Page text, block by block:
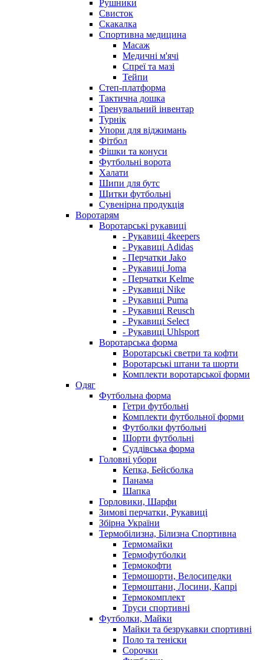
Рушники
Свисток
Скакалка
Спортивна медицина
Масаж
Медичні м'ячі
Спреї та мазі
Тейпи
Степ-платформа
Тактична дошка
Тренувальний інвентар
Турнік
Упори для віджимань
Фітбол
Фішки та конуси
Футбольні ворота
Халати
Шипи для бутс
Щитки футбольні
Сувенірна продукція
Воротарям
Воротарські рукавиці
- Рукавиці 4keepers
- Рукавиці Adidas
- Перчатки Jako
- Рукавиці Joma
- Перчатки Kelme
- Рукавиці Nike
- Рукавиці Puma
- Рукавиці Reusch
- Рукавиці Select
- Рукавиці Uhlsport
Воротарська форма
Воротарські светри та кофти
Воротарські штани та шорти
Комплекти воротарської форми
Одяг
Футбольна форма
Гетри футбольні
Комплекти футбольної форми
Футболки футбольні
Шорти футбольні
Суддівська форма
Головні убори
Кепка, Бейсболка
Панама
Шапка
Горловики, Шарфи
Зимові перчатки, Рукавиці
Збірна України
Термобілизна, Білизна Спортивна
Термомайки
Термофутболки
Термокофти
Термошорти, Велосипедки
Термоштани, Лосини, Капрі
Термокомплект
Труси спортивні
Футболки, Майки
Майки та безрукавки спортивні
Поло та теніски
Сорочки